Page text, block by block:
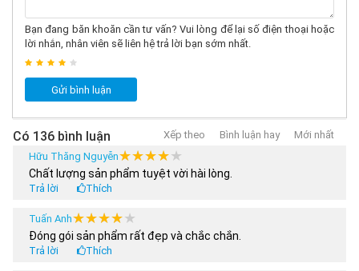
Bạn đang băn khoăn cần tư vấn? Vui lòng để lại số điện thoại hoặc
lời nhắn, nhân viên sẽ liên hệ trả lời bạn sớm nhất.
Gửi bình luận
Có 136 bình luận Xếp theo Bình luận hay
Mới nhất
Hữu Thăng Nguyễn★★★★★
★★★★★
Chất lượng sản phẩm tuyệt vời hài lòng.
Trả lời Thích
Tuấn Anh★★★★★
★★★★★
Đóng gói sản phẩm rất đẹp và chắc chắn.
Trả lời Thích